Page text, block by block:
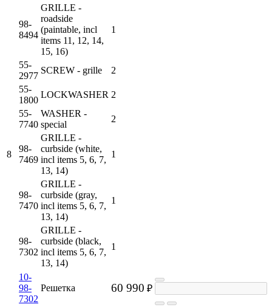
98-
8494
GRILLE -
roadside
(paintable, incl
items 11, 12, 14,
15, 16)
1
55-
2977
SCREW - grille
2
55-
1800
LOCKWASHER 2
55-
7740
WASHER -
special
2
8
98-
7469
GRILLE -
curbside (white,
incl items 5, 6, 7,
13, 14)
1
98-
7470
GRILLE -
curbside (gray,
incl items 5, 6, 7,
13, 14)
1
98-
7302
GRILLE -
curbside (black,
incl items 5, 6, 7,
13, 14)
1
10-
98-
7302
Решетка 60 990 ₽